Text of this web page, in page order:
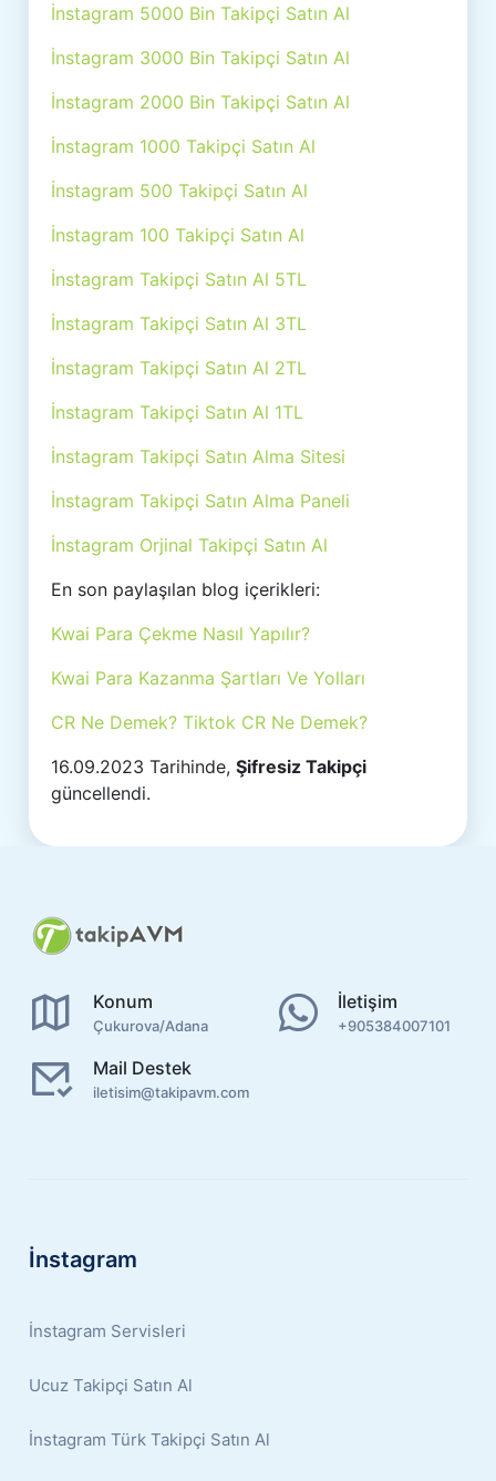
İnstagram 5000 Bin Takipçi Satın Al
İnstagram 3000 Bin Takipçi Satın Al
İnstagram 2000 Bin Takipçi Satın Al
İnstagram 1000 Takipçi Satın Al
İnstagram 500 Takipçi Satın Al
İnstagram 100 Takipçi Satın Al
İnstagram Takipçi Satın Al 5TL
İnstagram Takipçi Satın Al 3TL
İnstagram Takipçi Satın Al 2TL
İnstagram Takipçi Satın Al 1TL
İnstagram Takipçi Satın Alma Sitesi
İnstagram Takipçi Satın Alma Paneli
İnstagram Orjinal Takipçi Satın Al
En son paylaşılan blog içerikleri:
Kwai Para Çekme Nasıl Yapılır?
Kwai Para Kazanma Şartları Ve Yolları
CR Ne Demek? Tiktok CR Ne Demek?
16.09.2023 Tarihinde,Şifresiz Takipçi
güncellendi.
Konum
Çukurova/Adana
İletişim
+905384007101
Mail Destek
iletisim@takipavm.com
İnstagram
İnstagram Servisleri
Ucuz Takipçi Satın Al
İnstagram Türk Takipçi Satın Al